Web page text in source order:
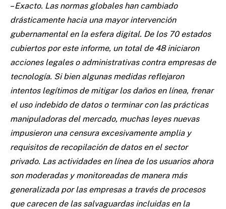
–Exacto. Las normas globales han cambiado
drásticamente hacia una mayor intervención
gubernamental en la esfera digital. De los 70 estados
cubiertos por este informe, un total de 48 iniciaron
acciones legales o administrativas contra empresas de
tecnología. Si bien algunas medidas reflejaron
intentos legítimos de mitigar los daños en línea, frenar
el uso indebido de datos o terminar con las prácticas
manipuladoras del mercado, muchas leyes nuevas
impusieron una censura excesivamente amplia y
requisitos de recopilación de datos en el sector
privado. Las actividades en línea de los usuarios ahora
son moderadas y monitoreadas de manera más
generalizada por las empresas a través de procesos
que carecen de las salvaguardas incluidas en la